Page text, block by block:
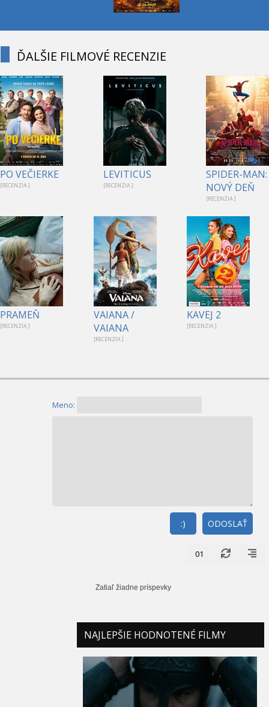
ĎALŠIE FILMOVÉ RECENZIE
PO VEČIERKE
[RECENZIA ]
LEVITICUS
[RECENZIA ]
1
SPIDER-MAN:
NOVÝ DEŇ
[RECENZIA ]
PRAMEŇ
[RECENZIA ]
VAIANA /
VAIANA
[RECENZIA ]
KAVEJ 2
[RECENZIA ]
Meno:
ODOSLAŤ
:)
01
Zatiaľ žiadne príspevky
NAJLEPŠIE HODNOTENÉ FILMY